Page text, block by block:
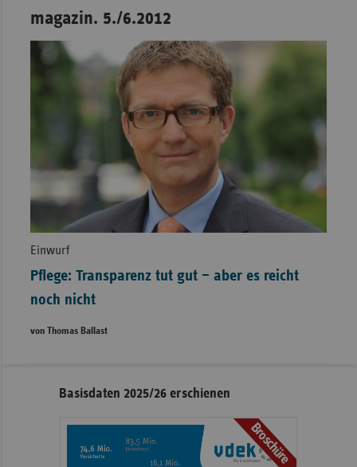
magazin. 5./6.2012
Einwurf
Pflege: Transparenz tut gut – aber es reicht
noch nicht
von Thomas Ballast
Seitennavigation
Seitenleiste
Informationen
Basisdaten 2025/26 erschienen
Broschüre